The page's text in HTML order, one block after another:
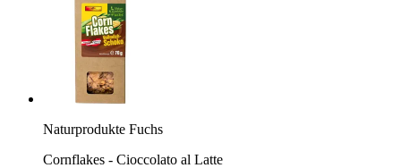
Naturprodukte Fuchs
Cornflakes - Cioccolato al Latte